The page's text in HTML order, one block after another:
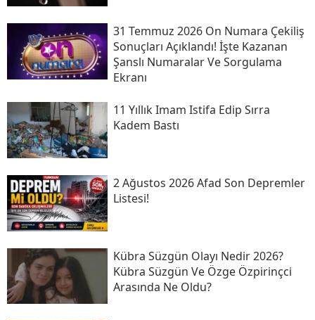
31 Temmuz 2026 On Numara Çekiliş
Sonuçları Açıklandı! İşte Kazanan
Şanslı Numaralar Ve Sorgulama
Ekranı
11 Yıllık Imam Istifa Edip Sırra
Kadem Bastı
2 Ağustos 2026 Afad Son Depremler
Listesi!
Kübra Süzgün Olayı Nedir 2026?
Kübra Süzgün Ve Özge Özpirinçci
Arasında Ne Oldu?